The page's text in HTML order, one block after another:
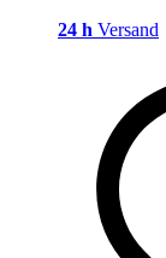
24 h Versand